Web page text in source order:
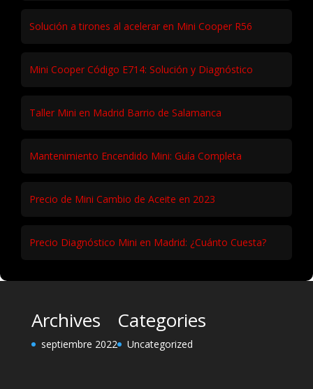
Solución a tirones al acelerar en Mini Cooper R56
Mini Cooper Código E714: Solución y Diagnóstico
Taller Mini en Madrid Barrio de Salamanca
Mantenimiento Encendido Mini: Guía Completa
Precio de Mini Cambio de Aceite en 2023
Precio Diagnóstico Mini en Madrid: ¿Cuánto Cuesta?
Archives
septiembre 2022
Categories
Uncategorized